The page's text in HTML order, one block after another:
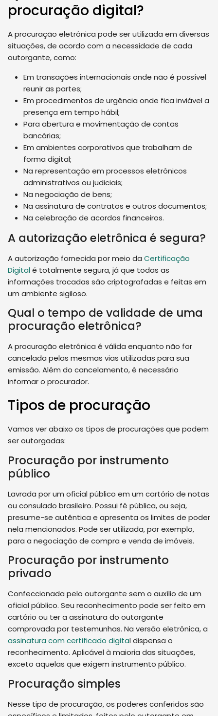
procuração digital?
A procuração eletrônica pode ser utilizada em diversas
situações, de acordo com a necessidade de cada
outorgante, como:
Em transações internacionais onde não é possível
reunir as partes;
Em procedimentos de urgência onde fica inviável a
presença em tempo hábil;
Para abertura e movimentação de contas
bancárias;
Em ambientes corporativos que trabalham de
forma digital;
Na representação em processos eletrônicos
administrativos ou judiciais;
Na negociação de bens;
Na assinatura de contratos e outros documentos;
Na celebração de acordos financeiros.
A autorização eletrônica é segura?
A autorização fornecida por meio da Certificação
Digitalé totalmente segura, já que todas as
informações trocadas são criptografadas e feitas em
um ambiente sigiloso.
Qual o tempo de validade de uma
procuração eletrônica?
A procuração eletrônica é válida enquanto não for
cancelada pelas mesmas vias utilizadas para sua
emissão. Além do cancelamento, é necessário
informar o procurador.
Tipos de procuração
Vamos ver abaixo os tipos de procurações que podem
ser outorgadas:
Procuração por instrumento
público
Lavrada por um oficial público em um cartório de notas
ou consulado brasileiro. Possui fé pública, ou seja,
presume-se autêntica e apresenta os limites de poder
nela mencionados. Pode ser utilizada, por exemplo,
para a negociação de compra e venda de imóveis.
Procuração por instrumento
privado
Confeccionada pelo outorgante sem o auxílio de um
oficial público. Seu reconhecimento pode ser feito em
cartório ou ter a assinatura do outorgante
comprovada por testemunhas. Na versão eletrônica, a
assinatura com certificado digital dispensa o
reconhecimento. Aplicável à maioria das situações,
exceto aquelas que exigem instrumento público.
Procuração simples
Nesse tipo de procuração, os poderes conferidos são